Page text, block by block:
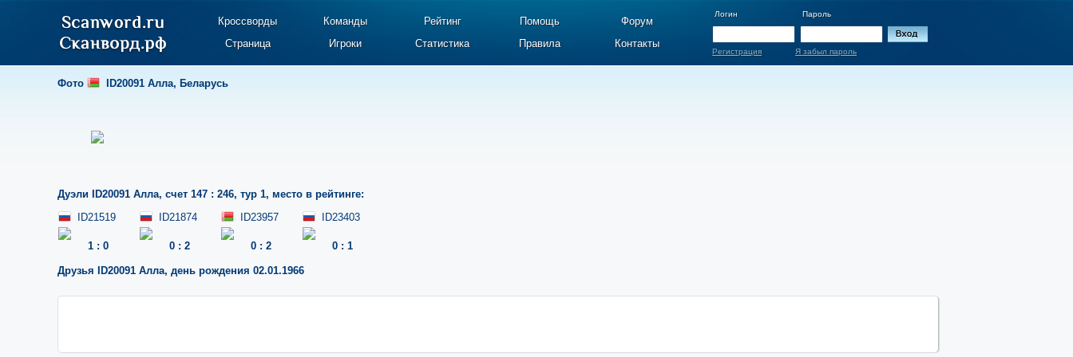
Кроссворды Команды Рейтинг Помощь
Форум
Страница
Игроки Статистика Правила Контакты
Логин Пароль
Регистрация Я забыл пароль
Фото ID20091 Алла, Беларусь
Дуэли ID20091 Алла, счет 147 : 246, тур 1, место в рейтинге:
ID21519
1 : 0
ID21874
0 : 2
ID23957
0 : 2
ID23403
0 : 1
Друзья ID20091 Алла, день рождения 02.01.1966